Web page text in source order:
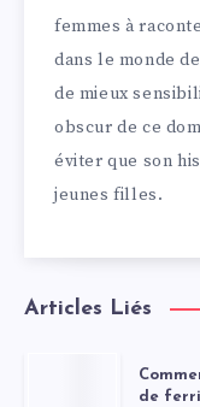
femmes à
dans le monde
de mieux
obscur de ce
éviter que son
jeunes filles.
Articles Liés
de